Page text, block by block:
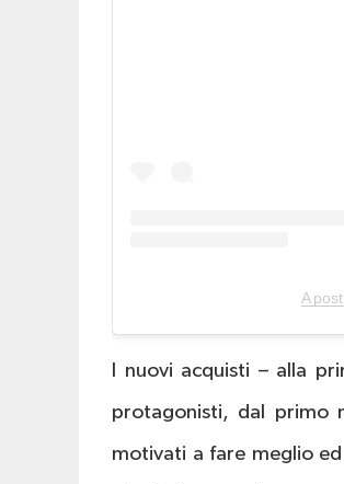
A
I nuovi acquisti – alla
protagonisti, dal primo
motivati a fare meglio